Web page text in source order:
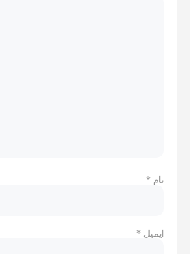
نام *
ایمیل *